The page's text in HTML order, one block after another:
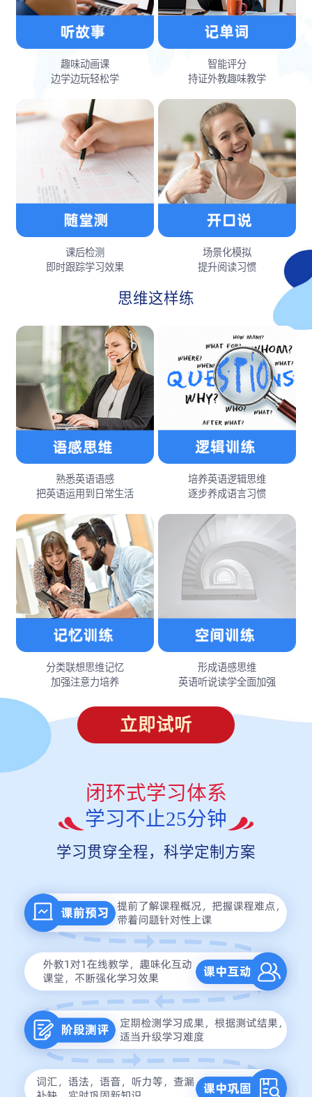
趣味动画课
边学边玩轻松学
智能评分
持证外教趣味教学
课后检测
即时跟踪学习效果
场景化模拟
提升阅读习惯
思维这样练
熟悉英语语感
把英语运用到日常生活
培养英语逻辑思维
逐步养成语言习惯
分类联想思维记忆
加强注意力培养
形成语感思维
英语听说读学全面加强
立即试听
闭环式学习体系
学习不止25分钟
学习贯穿全程，科学定制方案